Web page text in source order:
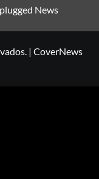
News
| CoverNews